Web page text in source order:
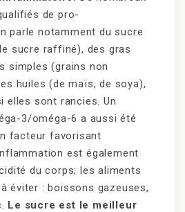
de pro-
parle notamment du sucre
sucre raffiné), des gras
simples (grains non
huiles (de maïs, de soya),
elles sont rancies. Un
3/oméga-6 a aussi été
facteur favorisant
est également
du corps; les aliments
éviter : boissons gazeuses,
Le sucre est le meilleur